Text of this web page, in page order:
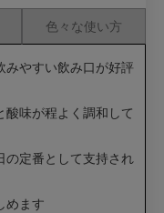
色々な使い方
みやすい飲み口が好評
酸味が程よく調和して
の定番として支持され
めます